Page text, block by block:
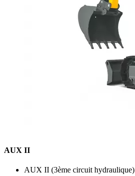
AUX II
AUX II (3ème circuit